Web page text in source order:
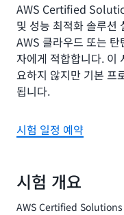
AWS Certified
및 성능 최적화 솔루션
AWS 클라우드 또는
자에게 적합합니다. 이
요하지 않지만 기본 프
됩니다.
시험 일정 예약
시험 개요
AWS Certified